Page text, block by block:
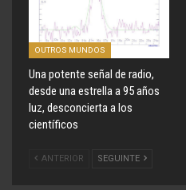
OUTROS MUNDOS
Una potente señal de radio,
desde una estrella a 95 años
luz, desconcierta a los
científicos
ANTERIOR SEGUINTE